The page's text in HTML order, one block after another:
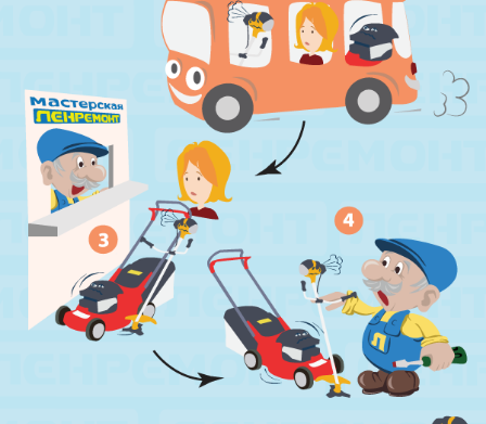
м. Звёздная
ул. Звёздная, д.5, к.1 (вход с улицы)
м. Парк Победы, м. Московская
ул. Фрунзе, д.3
м. Пр. Большевиков
пр. Пятилеток, д.14, к.1
м. Выборгская
ул. Минеральная, д.13Ц
м. Ладожская
пр. Косыгина, д.28, к.1